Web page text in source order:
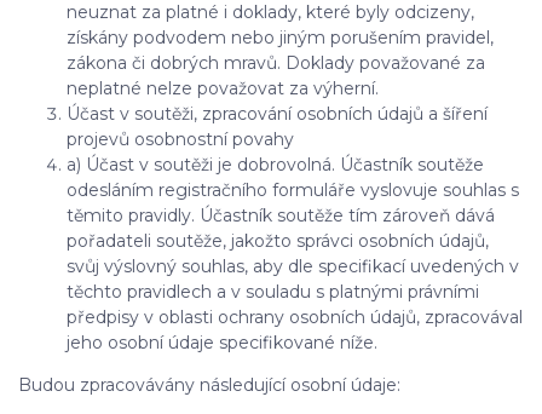
neuznat za platné i doklady, které byly odcizeny,
získány podvodem nebo jiným porušením pravidel,
zákona či dobrých mravů. Doklady považované za
neplatné nelze považovat za výherní.
Účast v soutěži, zpracování osobních údajů a šíření
projevů osobnostní povahy
a) Účast v soutěži je dobrovolná. Účastník soutěže
odesláním registračního formuláře vyslovuje souhlas s
těmito pravidly. Účastník soutěže tím zároveň dává
pořadateli soutěže, jakožto správci osobních údajů,
svůj výslovný souhlas, aby dle specifikací uvedených v
těchto pravidlech a v souladu s platnými právními
předpisy v oblasti ochrany osobních údajů, zpracovával
jeho osobní údaje specifikované níže.
Budou zpracovávány následující osobní údaje: